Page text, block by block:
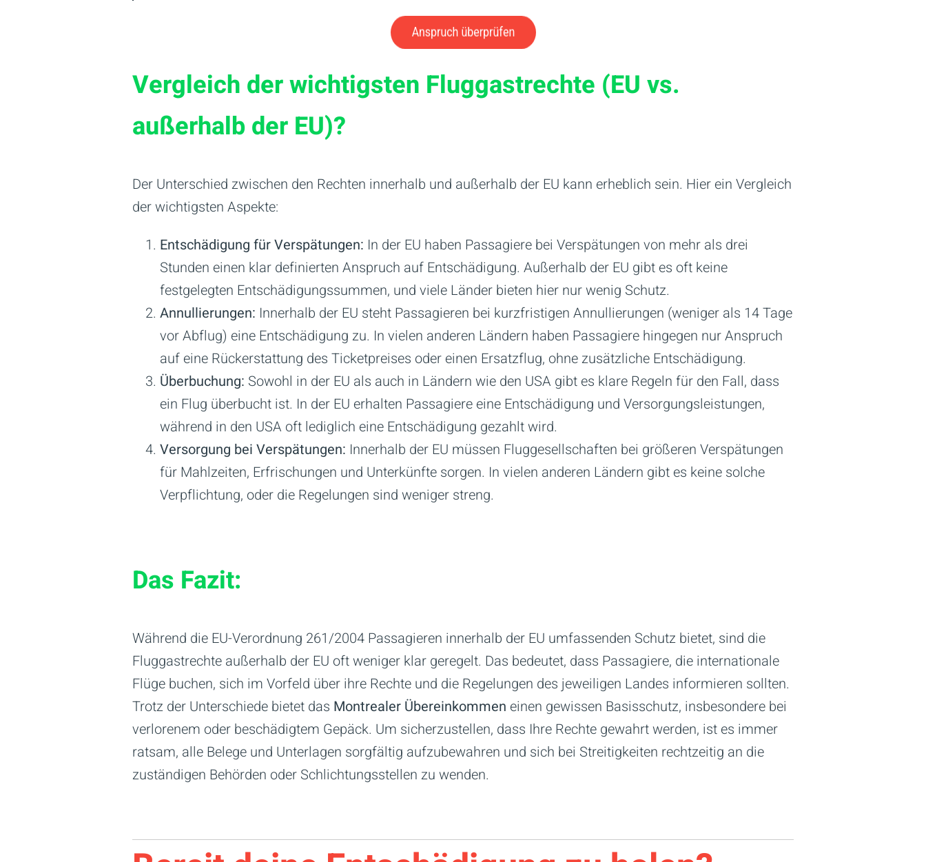
Vergleich der wichtigsten Fluggastrechte (EU vs.
außerhalb der EU)?
Der Unterschied zwischen den Rechten innerhalb und außerhalb der EU kann erheblich sein. Hier ein Vergleich
der wichtigsten Aspekte:
Entschädigung für Verspätungen: In der EU haben Passagiere bei Verspätungen von mehr als drei
Stunden einen klar definierten Anspruch auf Entschädigung. Außerhalb der EU gibt es oft keine
festgelegten Entschädigungssummen, und viele Länder bieten hier nur wenig Schutz.
Annullierungen: Innerhalb der EU steht Passagieren bei kurzfristigen Annullierungen (weniger als 14 Tage
vor Abflug) eine Entschädigung zu. In vielen anderen Ländern haben Passagiere hingegen nur Anspruch
auf eine Rückerstattung des Ticketpreises oder einen Ersatzflug, ohne zusätzliche Entschädigung.
Überbuchung: Sowohl in der EU als auch in Ländern wie den USA gibt es klare Regeln für den Fall, dass
ein Flug überbucht ist. In der EU erhalten Passagiere eine Entschädigung und Versorgungsleistungen,
während in den USA oft lediglich eine Entschädigung gezahlt wird.
Versorgung bei Verspätungen: Innerhalb der EU müssen Fluggesellschaften bei größeren Verspätungen
für Mahlzeiten, Erfrischungen und Unterkünfte sorgen. In vielen anderen Ländern gibt es keine solche
Verpflichtung, oder die Regelungen sind weniger streng.
Das Fazit:
Während die EU-Verordnung 261/2004 Passagieren innerhalb der EU umfassenden Schutz bietet, sind die
Fluggastrechte außerhalb der EU oft weniger klar geregelt. Das bedeutet, dass Passagiere, die internationale
Flüge buchen, sich im Vorfeld über ihre Rechte und die Regelungen des jeweiligen Landes informieren sollten.
Trotz der Unterschiede bietet das Montrealer Übereinkommen einen gewissen Basisschutz, insbesondere bei
verlorenem oder beschädigtem Gepäck. Um sicherzustellen, dass Ihre Rechte gewahrt werden, ist es immer
ratsam, alle Belege und Unterlagen sorgfältig aufzubewahren und sich bei Streitigkeiten rechtzeitig an die
zuständigen Behörden oder Schlichtungsstellen zu wenden.